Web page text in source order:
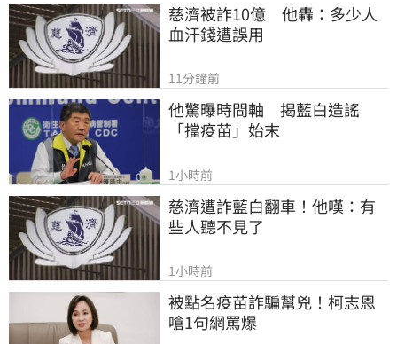
慈濟被詐10億　他轟：多少人
血汗錢遭誤用
11分鐘前
他驚曝時間軸　揭藍白造謠
「擋疫苗」始末
1小時前
慈濟遭詐藍白翻車！他嘆：有
些人聽不見了
1小時前
被點名疫苗詐騙幫兇！柯志恩
嗆1句網罵爆